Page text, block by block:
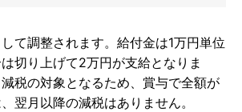
て調整されます。給付金は1万円単位
切り上げて2万円が支給となりま
税の対象となるため、賞与で全額が
翌月以降の減税はありません。